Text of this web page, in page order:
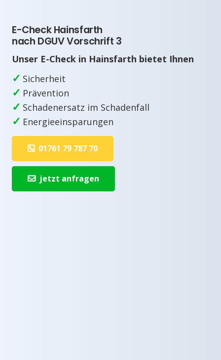
E-Check Hainsfarth
nach DGUV Vorschrift 3
Unser E-Check in Hainsfarth bietet Ihnen
✓ Sicherheit
✓ Prävention
✓ Schadenersatz im Schadenfall
✓ Energieeinsparungen
01761 79 787 70
jetzt anfragen